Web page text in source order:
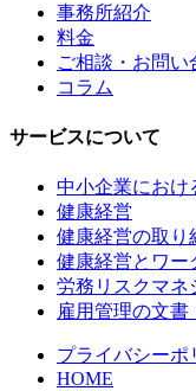
事務所紹介
料金
ご相談・お問い
コラム
サービスについて
中小企業におけ
健康経営
健康経営の取り
健康経営とワー
労務リスクマネ
雇用管理の文
プライバシーポ
HOME